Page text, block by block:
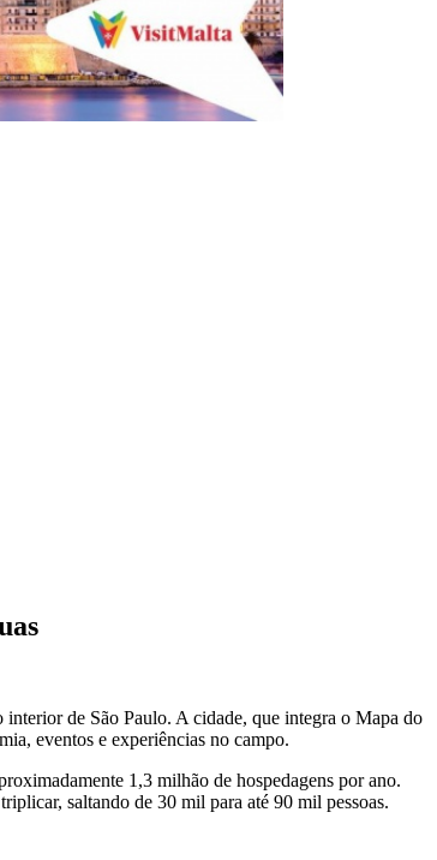
de São Paulo. A cidade, que integra o Mapa do
eventos e experiências no campo.
1,3 milhão de hospedagens por ano.
saltando de 30 mil para até 90 mil pessoas.